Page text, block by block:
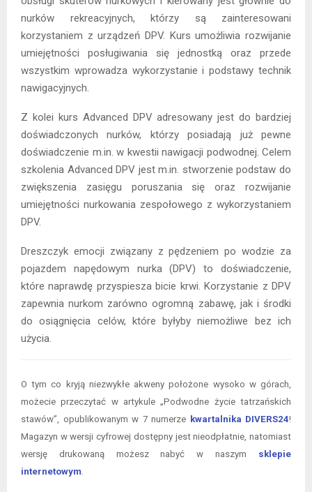
nurków rekreacyjnych, którzy są zainteresowani
korzystaniem z urządzeń DPV. Kurs umożliwia rozwijanie
umiejętności posługiwania się jednostką oraz przede
wszystkim wprowadza wykorzystanie i podstawy technik
nawigacyjnych.
Z kolei kurs Advanced DPV adresowany jest do bardziej
doświadczonych nurków, którzy posiadają już pewne
doświadczenie m.in. w kwestii nawigacji podwodnej. Celem
szkolenia Advanced DPV jest m.in. stworzenie podstaw do
zwiększenia zasięgu poruszania się oraz rozwijanie
umiejętności nurkowania zespołowego z wykorzystaniem
DPV.
Dreszczyk emocji związany z pędzeniem po wodzie za
pojazdem napędowym nurka (DPV) to doświadczenie,
które naprawdę przyspiesza bicie krwi. Korzystanie z DPV
zapewnia nurkom zarówno ogromną zabawę, jak i środki
do osiągnięcia celów, które byłyby niemożliwe bez ich
użycia.
O tym co kryją niezwykłe akweny położone wysoko w górach,
możecie przeczytać w artykule „Podwodne życie tatrzańskich
stawów”, opublikowanym w 7 numerze kwartalnika DIVERS24!
Magazyn w wersji cyfrowej dostępny jest nieodpłatnie, natomiast
wersję drukowaną możesz nabyć w naszym sklepie
internetowym.